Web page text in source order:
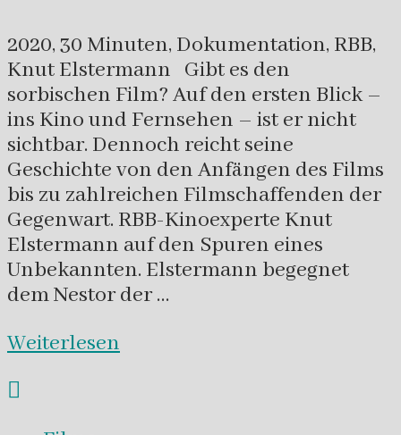
2020, 30 Minuten, Dokumentation, RBB,
Knut Elstermann Gibt es den
sorbischen Film? Auf den ersten Blick –
ins Kino und Fernsehen – ist er nicht
sichtbar. Dennoch reicht seine
Geschichte von den Anfängen des Films
bis zu zahlreichen Filmschaffenden der
Gegenwart. RBB-Kinoexperte Knut
Elstermann auf den Spuren eines
Unbekannten. Elstermann begegnet
dem Nestor der …
Weiterlesen